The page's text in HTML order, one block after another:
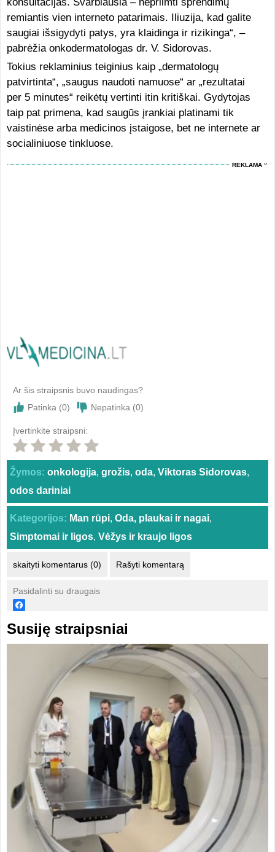
konsultacijas. Svarbiausia – nepriimti sprendimų
remiantis vien interneto patarimais. Iliuzija, kad galite
saugiai išsigydyti patys, yra klaidinga ir rizikinga“, –
pabrėžia onkodermatologas dr. V. Sidorovas.
Tokius reklaminius teiginius kaip „dermatologų
patvirtinta“, „saugus naudoti namuose“ ar „rezultatai
per 5 minutes“ reikėtų vertinti itin kritiškai. Gydytojas
taip pat primena, kad saugūs įrankiai platinami tik
vaistinėse arba medicinos įstaigose, bet ne internete ar
socialiniuose tinkluose.
REKLAMA
Ar šis straipsnis buvo naudingas?
Patinka (0) Nepatinka (0)
Įvertinkite straipsni:
Žymos: onkologija, grožis, oda, Viktoras Sidorovas,
odos dariniai
Kategorijos: Man rūpi, Oda, plaukai ir nagai,
Simptomai ir ligos, Vėžys ir kraujo ligos
skaityti komentarus (0) Rašyti komentarą
Pasidalinti su draugais
Susiję straipsniai